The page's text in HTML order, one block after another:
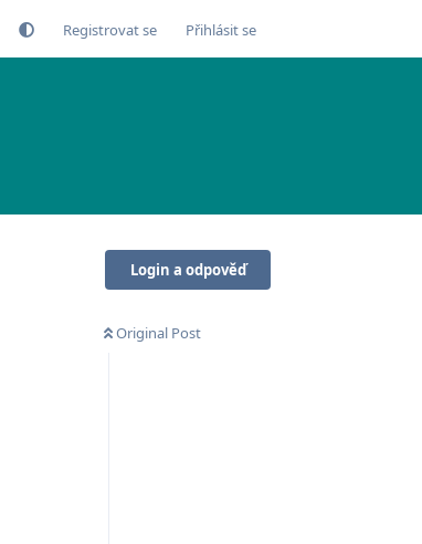
Registrovat se Přihlásit se
Login a odpověď
Original Post